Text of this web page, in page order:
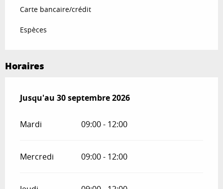
Carte bancaire/crédit
Espèces
Horaires
Du1 mai 2026au30 septembre 2026
Jusqu'au 30 septembre 2026
Mardi 09:00 - 12:00
Mercredi 09:00 - 12:00